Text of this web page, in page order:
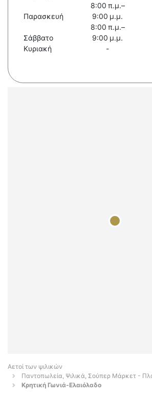
Παρασκευή
8:00 π.μ.–
9:00 μ.μ.
Σάββατο
8:00 π.μ.–
9:00 μ.μ.
Κυριακή
-
Αετοί των ψιλικών
Παντοπωλεία, Ψιλικά, Σούπερ Μάρκετ -
Κρητική Γωνιά-Ελαιόλαδο